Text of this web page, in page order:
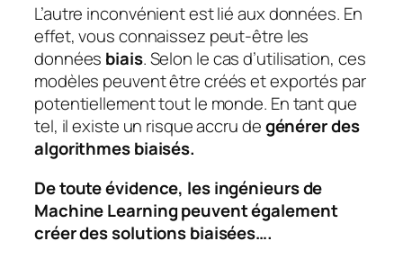
L’autre inconvénient est lié aux données. En
effet, vous connaissez peut-être les
données biais. Selon le cas d’utilisation, ces
modèles peuvent être créés et exportés par
potentiellement tout le monde. En tant que
tel, il existe un risque accru degénérer des
algorithmes biaisés.
De toute évidence, les ingénieurs de
Machine Learning peuvent également
créer des solutions biaisées….